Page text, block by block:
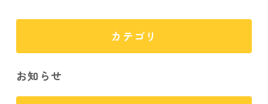
カテゴリ
お知らせ